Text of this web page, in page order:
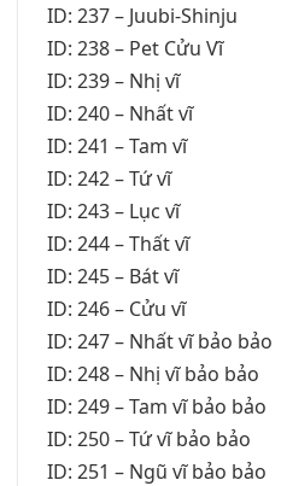
ID: 237 – Juubi-Shinju
ID: 238 – Pet Cửu Vĩ
ID: 239 – Nhị vĩ
ID: 240 – Nhất vĩ
ID: 241 – Tam vĩ
ID: 242 – Tứ vĩ
ID: 243 – Lục vĩ
ID: 244 – Thất vĩ
ID: 245 – Bát vĩ
ID: 246 – Cửu vĩ
ID: 247 – Nhất vĩ bảo bảo
ID: 248 – Nhị vĩ bảo bảo
ID: 249 – Tam vĩ bảo bảo
ID: 250 – Tứ vĩ bảo bảo
ID: 251 – Ngũ vĩ bảo bảo